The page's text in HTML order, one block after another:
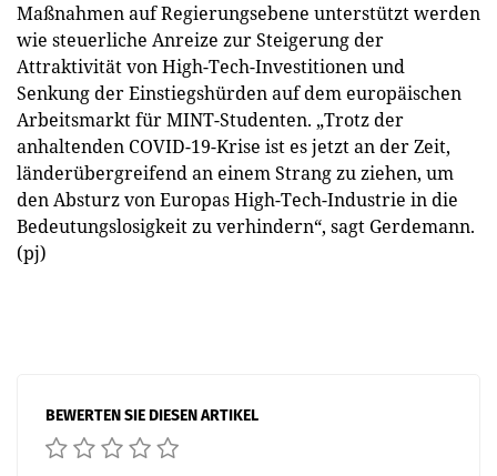
Maßnahmen auf Regierungsebene unterstützt werden
wie steuerliche Anreize zur Steigerung der
Attraktivität von High-Tech-Investitionen und
Senkung der Einstiegshürden auf dem europäischen
Arbeitsmarkt für MINT-Studenten. „Trotz der
anhaltenden COVID-19-Krise ist es jetzt an der Zeit,
länderübergreifend an einem Strang zu ziehen, um
den Absturz von Europas High-Tech-Industrie in die
Bedeutungslosigkeit zu verhindern“, sagt Gerdemann.
(pj)
BEWERTEN SIE DIESEN ARTIKEL